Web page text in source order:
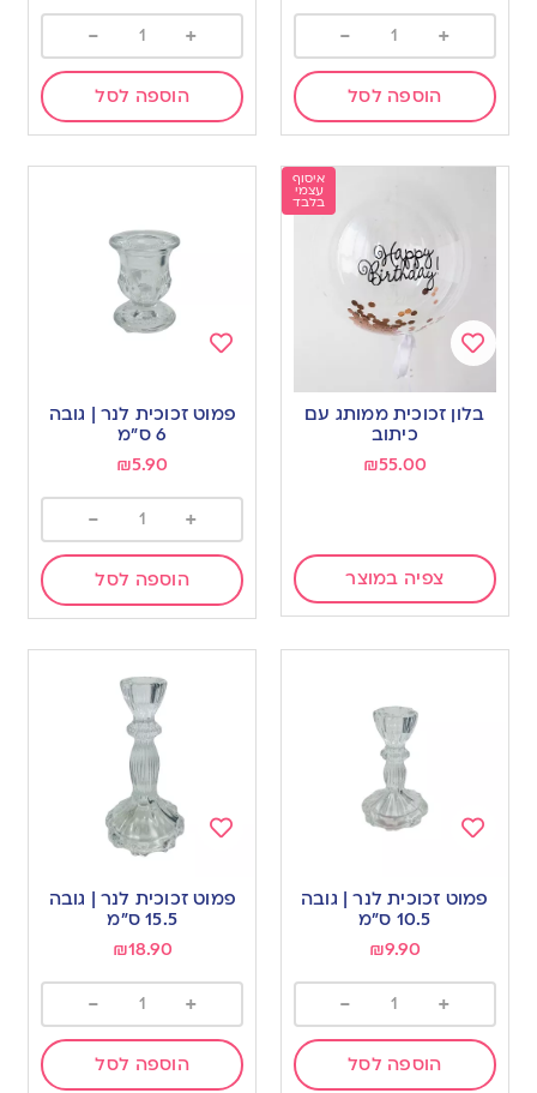
+
-
הוספה לסל
+
-
הוספה לסל
איסוף
עצמי
בלבד
to
wishlist
בלון זכוכית ממותג עם
כיתוב
₪55.00
צפיה במוצר
to
פמוט זכוכית לנר | גובה
6 ס”מ
₪5.90
+
-
הוספה לסל
to
wishlist
פמוט זכוכית לנר | גובה
10.5 ס”מ
₪9.90
+
-
הוספה לסל
to
wishlist
פמוט זכוכית לנר | גובה
15.5 ס”מ
₪18.90
+
-
הוספה לסל